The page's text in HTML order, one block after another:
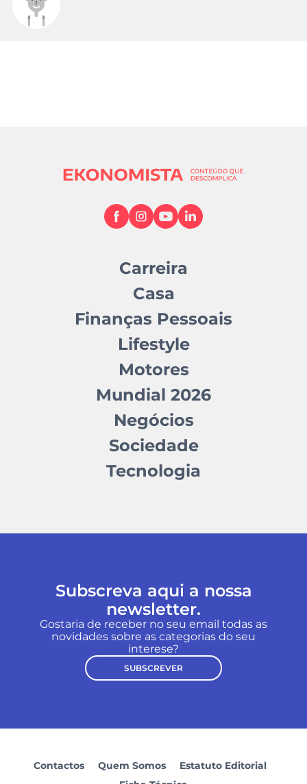
Carreira
Casa
Finanças Pessoais
Lifestyle
Motores
Mundial 2026
Negócios
Sociedade
Tecnologia
Subscreva aqui a nossa
newsletter.
Gostaria de receber no seu email todas as
novidades sobre as categorias do seu
interese?
SUBSCREVER
Contactos Quem Somos
Estatuto Editorial